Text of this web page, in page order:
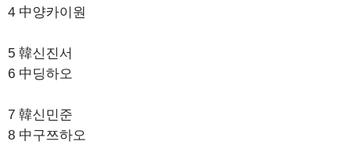
4 中양카이원
5 韓신진서
6 中딩하오
7 韓신민준
8 中구쯔하오